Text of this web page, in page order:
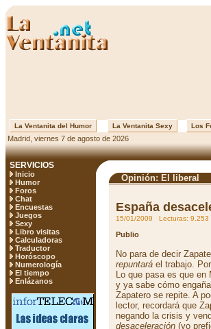
La Ventanita del Humor La Ventanita Sexy Los
Madrid, viernes 7 de agosto de 2026
SERVICIOS
Inicio
Humor
Foros
Chat
Encuestas
Juegos
Sexy
Libro visitas
Calculadoras
Traductor
Horóscopo
Numerología
El tiempo
Enlázanos
Opinión: El liberal
España
15/01/2009 Lecturas: 9.253
Publio
No para de decir
repuntará el trabajo.
Lo que pasa es que en
y ya sabe cómo
Zapatero se repite. A
lector, recordará que
negando la crisis y
desaceleración (yo